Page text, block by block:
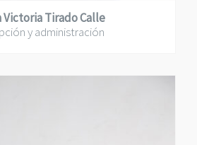
Victoria Tirado Calle
y administración